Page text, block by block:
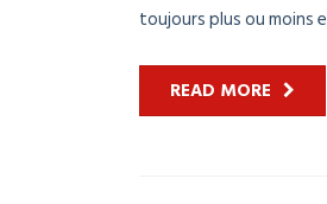
toujours plus ou moins
READ MORE